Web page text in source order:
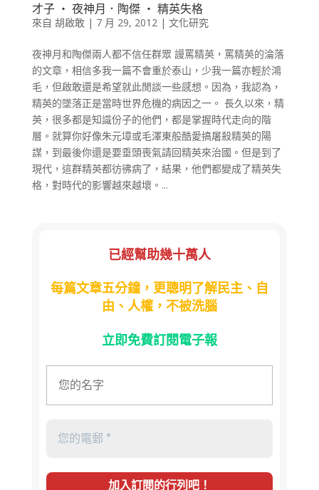
才子 ‧ 夜神月．陶傑 ‧ 精英失格
來自 胡啟敢| 7 月 29, 2012| 文化研究
夜神月和陶傑兩人都不信任群眾 謾罵精英，罵精英的淪落
的文章，相信多我一篇不會重於泰山，少我一篇亦輕於鴻
毛，但啟敢還是希望就此閒談一些感想。因為，我認為，
精英的墜落正是當時世界危機的病因之一。 長久以來，精
英，很多都是知識份子的他們，都是掌握時代走向的階
層。就算你好像朱元墇或毛澤東般酷愛搞屠殺精英的陽
謀，到最後你還是要垂頭喪氣請回精英來治國。但是到了
現代，這群精英都彷彿病了，結果，他們都變成了精英失
格，對時代的影響越來越壞。...
已經幫助幾十萬人
每篇文章五分鐘，更聰明了解民主、自
由、人權，不被洗腦
立即免費訂閱電子報